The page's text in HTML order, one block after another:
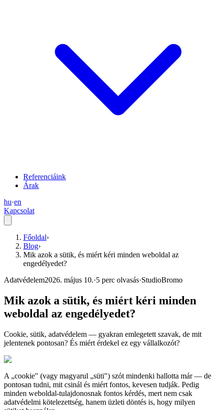
Referenciáink
Árak
hu·en
Kapcsolat
Főoldal›
Blog›
Mik azok a sütik, és miért kéri minden weboldal az
engedélyedet?
Adatvédelem2026. május 10.·5 perc olvasás·StudioBromo
Mik azok a sütik, és miért kéri minden
weboldal az engedélyedet?
Cookie, sütik, adatvédelem — gyakran emlegetett szavak, de mit
jelentenek pontosan? És miért érdekel ez egy vállalkozót?
A „cookie" (vagy magyarul „süti") szót mindenki hallotta már — de
pontosan tudni, mit csinál és miért fontos, kevesen tudják. Pedig
minden weboldal-tulajdonosnak fontos kérdés, mert nem csak
adatvédelmi kötelezettség, hanem üzleti döntés is, hogy milyen